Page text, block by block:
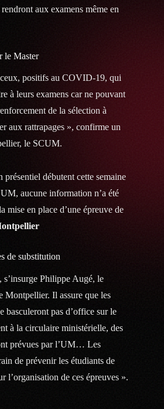
aux examens même en
le Master
positifs au COVID-19, qui
à leurs examens car ne pouvant
de la sélection à
aux rattrapages », confirme un
le SCUM.
présentiel débutent cette semaine
aucune information n’a été
mise en place d’une épreuve de
de substitution
s’insurge Philippe Augé, le
Montpellier. Il assure que les
basculeront pas d’office sur le
à la circulaire ministérielle, des
prévues par l’UM… Les
de prévenir les étudiants de
l’organisation de ces épreuves ».